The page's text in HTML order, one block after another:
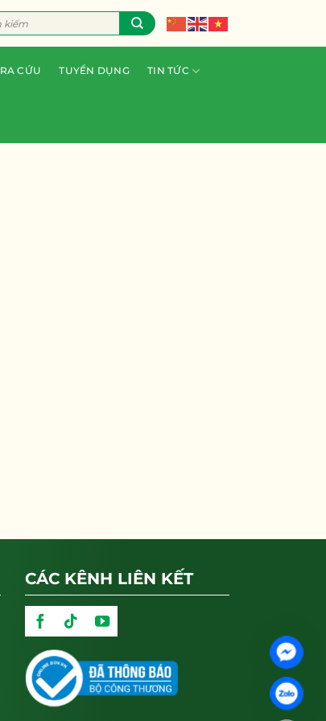
CỨU TUYỂN DỤNG TIN TỨC
CÁC KÊNH LIÊN KẾT